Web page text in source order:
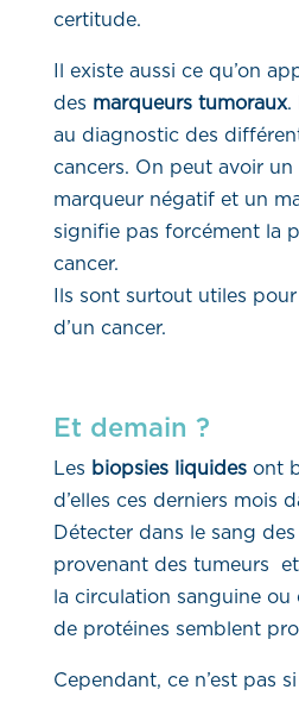
certitude.
Il existe aussi ce qu’on
des marqueurs tumoraux.
au diagnostic des
cancers. On peut avoir un
marqueur négatif et un
signifie pas forcément la
cancer.
Ils sont surtout utiles
d’un cancer.
Et demain ?
Les biopsies liquides ont
d’elles ces derniers mois
Détecter dans le sang des
provenant des tumeurs
la circulation sanguine ou
de protéines semblent
Cependant, ce n’est pas